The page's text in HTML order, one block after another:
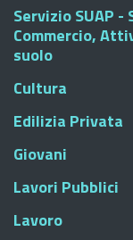
Servizio SUAP -
Commercio,
suolo
Cultura
Edilizia Privata
Giovani
Lavori Pubblici
Lavoro